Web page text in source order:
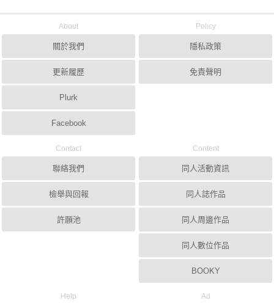
About
關於我們
更新履歷
Plurk
Facebook
Policy
隱私政策
免責聲明
Contact
聯絡我們
檢舉與回報
許願池
Content
同人活動資訊
同人誌作品
同人周邊作品
同人數位作品
BOOKY
Help Ad